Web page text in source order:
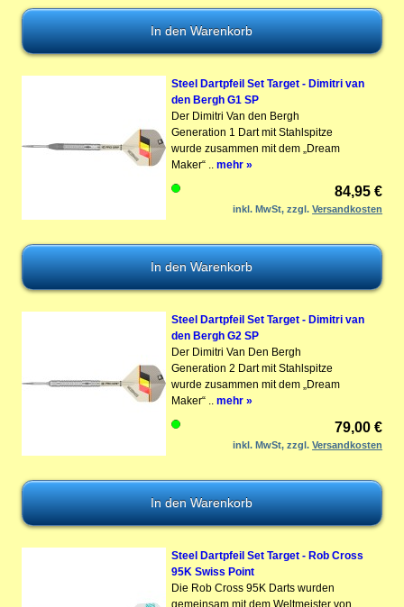
Steel Dartpfeil Set Target - Dimitri van
den Bergh G1 SP
Der Dimitri Van den Bergh
Generation 1 Dart mit Stahlspitze
wurde zusammen mit dem „Dream
Maker“ .. mehr »
84,95 €
inkl. MwSt, zzgl.Versandkosten
Steel Dartpfeil Set Target - Dimitri van
den Bergh G2 SP
Der Dimitri Van Den Bergh
Generation 2 Dart mit Stahlspitze
wurde zusammen mit dem „Dream
Maker“ .. mehr »
79,00 €
inkl. MwSt, zzgl.Versandkosten
Steel Dartpfeil Set Target - Rob Cross
95K Swiss Point
Die Rob Cross 95K Darts wurden
gemeinsam mit dem Weltmeister von